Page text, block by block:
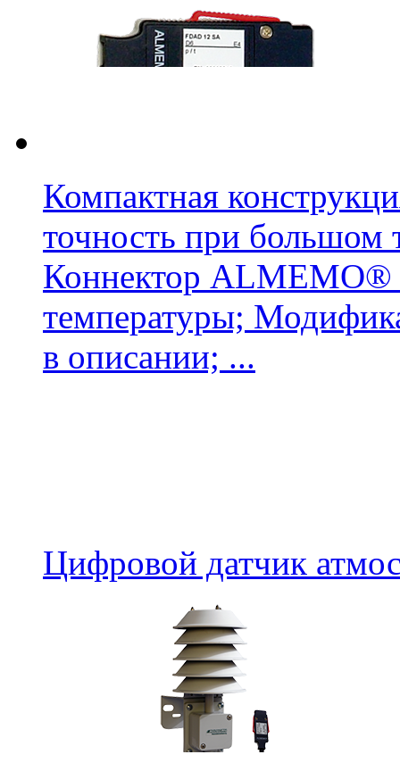
Компактная
точность при большом
Коннектор ALMEMO®
температуры;
в описании; ...
Цифровой датчик